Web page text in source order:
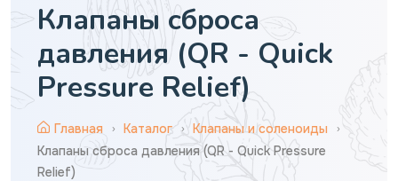
Клапаны сброса
давления (QR - Quick
Pressure Relief)
Главная Каталог
Клапаны и соленоиды
Клапаны сброса давления (QR - Quick Pressure
Relief)